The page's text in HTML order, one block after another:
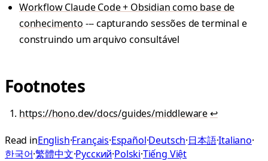
Workflow Claude Code + Obsidian como base de
conhecimento --- capturando sessões de terminal e
construindo um arquivo consultável
Footnotes
https://hono.dev/docs/guides/middleware↩
Read inEnglish·Français·Español·Deutsch·日本語·Italiano·
한국어·繁體中文·Русский·Polski·Tiếng Việt